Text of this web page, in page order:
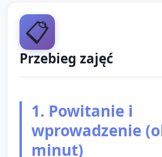
📋
Przebieg zajęć
1. Powitanie i
wprowadzenie
minut)